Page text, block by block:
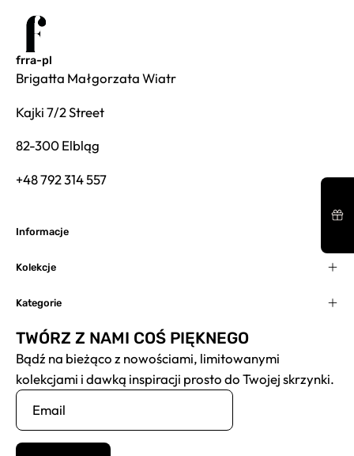
frra-pl
Brigatta Małgorzata Wiatr
Kajki 7/2 Street
82-300 Elbląg
+48 792 314 557
Informacje
Kolekcje
Kategorie
TWÓRZ Z NAMI COŚ PIĘKNEGO
Bądź na bieżąco z nowościami, limitowanymi
kolekcjami i dawką inspiracji prosto do Twojej skrzynki.